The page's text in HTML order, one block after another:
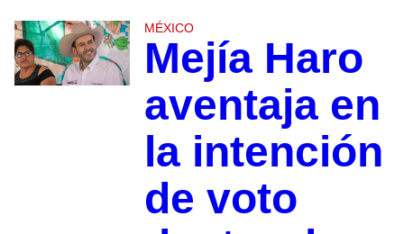
MÉXICO
Mejía Haro
aventaja en
la intención
de voto